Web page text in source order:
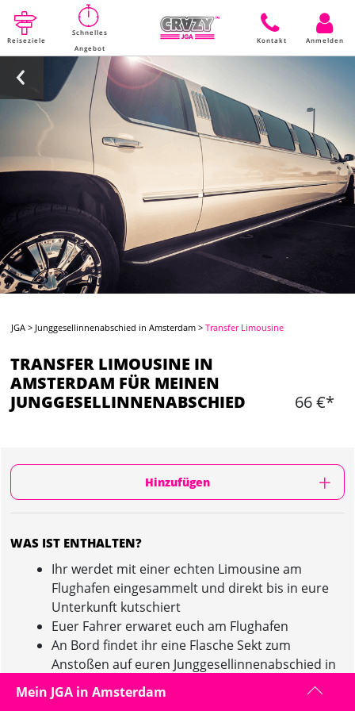
Reiseziele
Schnelles
Angebot
Kontakt Anmelden
JGA > Junggesellinnenabschied in Amsterdam >Transfer Limousine
TRANSFER LIMOUSINE IN
AMSTERDAM FÜR MEINEN
JUNGGESELLINNENABSCHIED
66 €*
Hinzufügen
WAS IST ENTHALTEN?
Ihr werdet mit einer echten Limousine am
Flughafen eingesammelt und direkt bis in eure
Unterkunft kutschiert
Euer Fahrer erwaret euch am Flughafen
An Bord findet ihr eine Flasche Sekt zum
Anstoßen auf euren Junggesellinnenabschied in
Amsterdam
Maximal 8 Personen finden in der Limousine
Mein JGA in Amsterdam